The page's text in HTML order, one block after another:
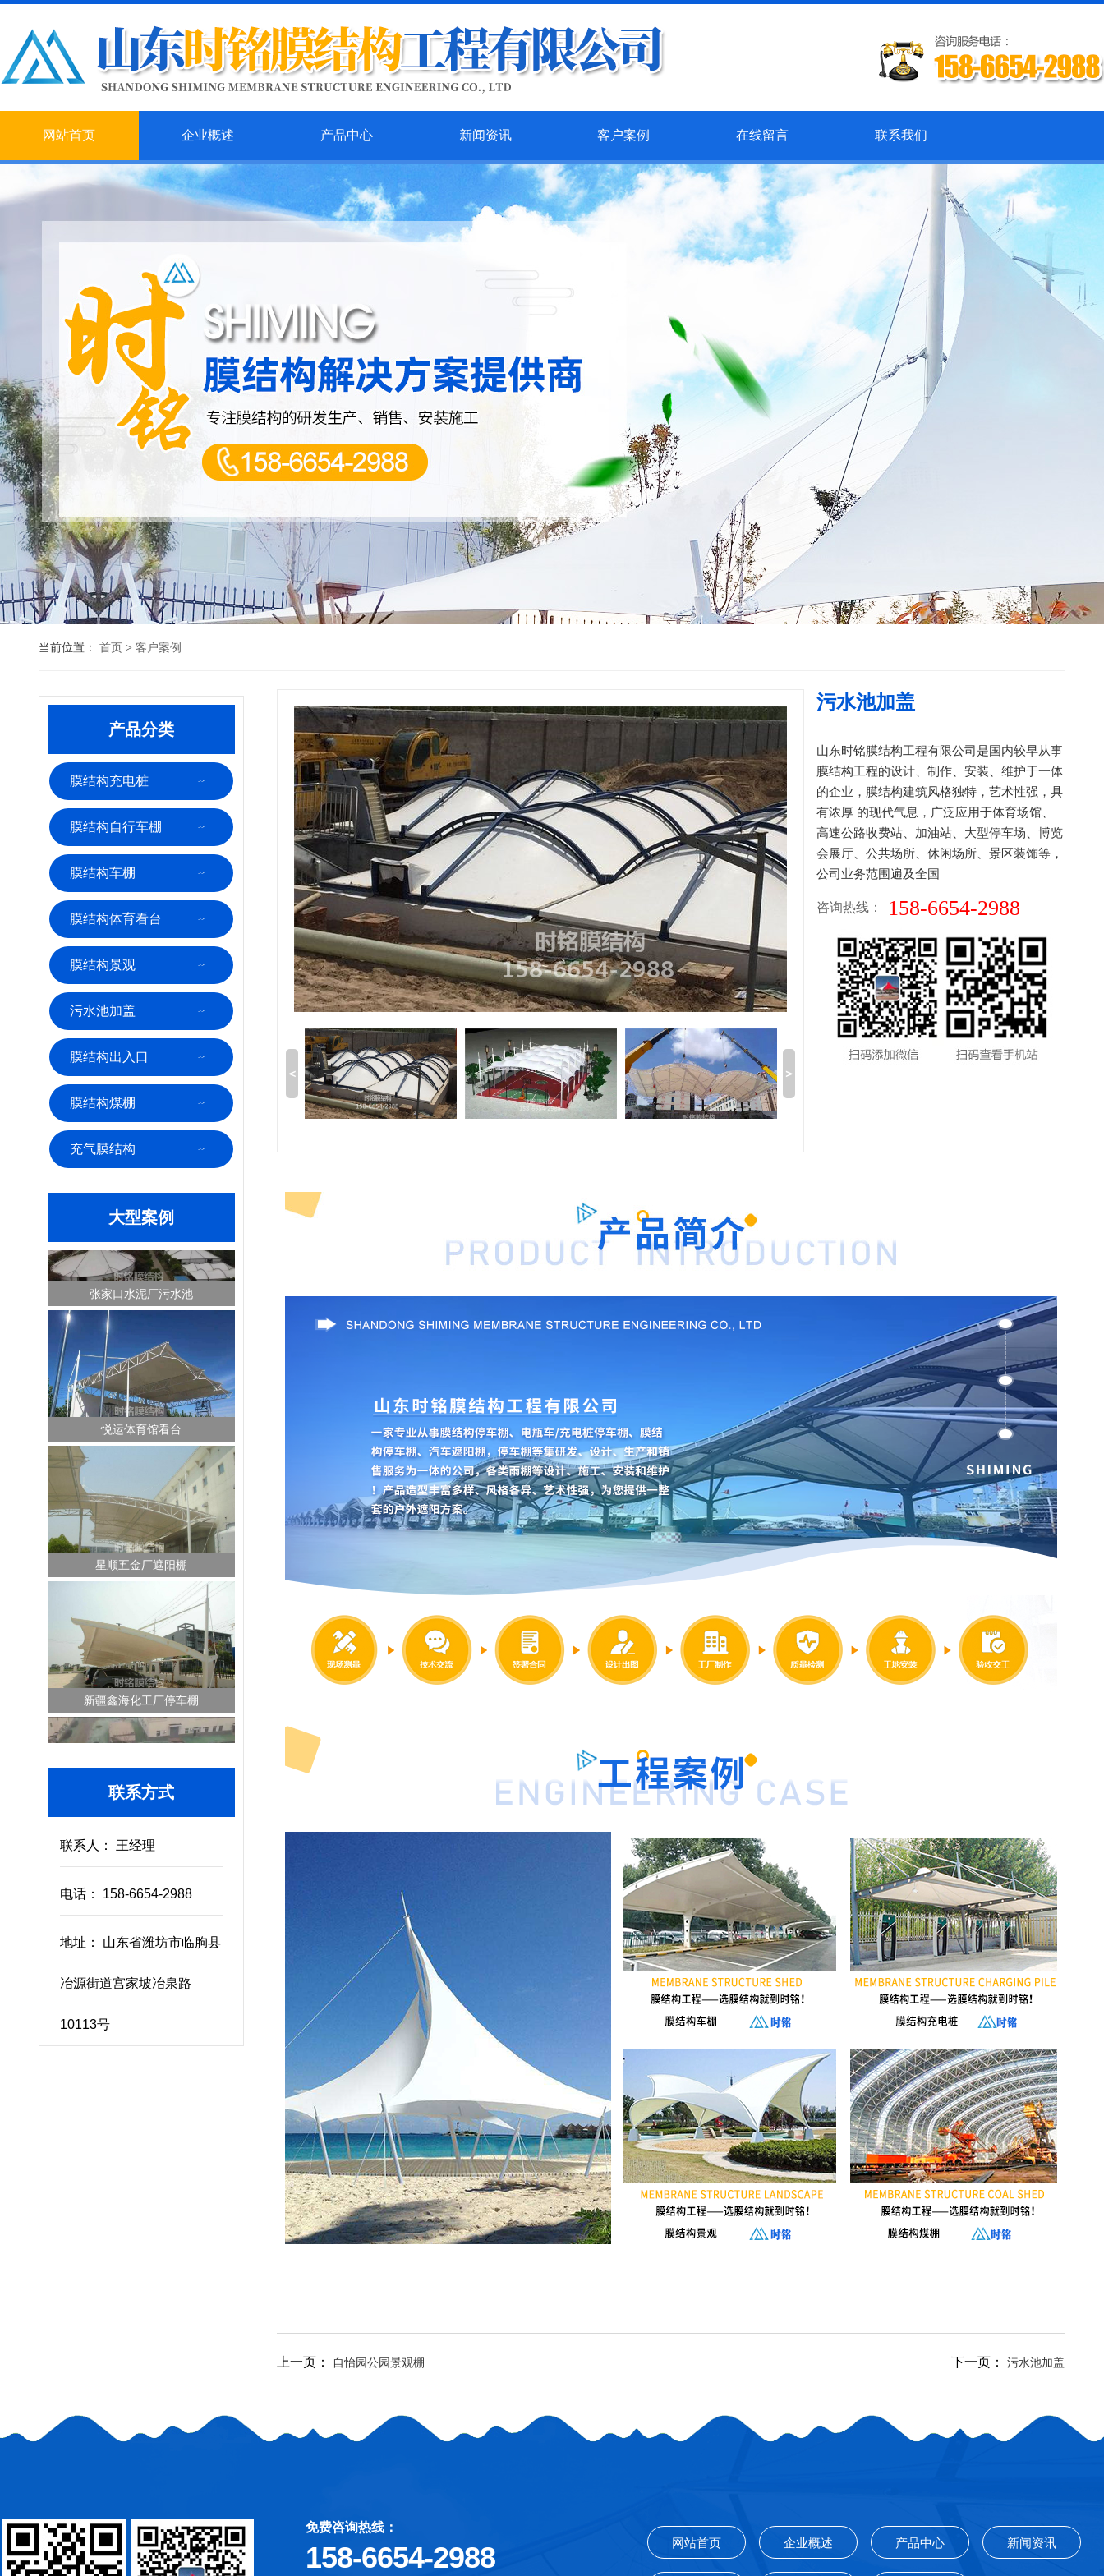
网站首页 企业概述 产品中心 新闻资讯 客户案例 在线留言 联系我们
当前位置： 首页 > 客户案例
产品分类
膜结构充电桩
膜结构自行车棚
膜结构车棚
膜结构体育看台
膜结构景观
污水池加盖
膜结构出入口
膜结构煤棚
充气膜结构
大型案例
污水池加盖
自怡园公园景观棚
张家口水泥厂污水池
悦运体育馆看台
星顺五金厂遮阳棚
新疆鑫海化工厂停车棚
唐山开平区污水池
上海花卉中心遮阳景观棚
兰州新城污水池
联系方式
联系人： 王经理
电话： 158-6654-2988
地址： 山东省潍坊市临朐县
冶源街道宫家坡冶泉路
10113号
＜ ＞
污水池加盖
山东时铭膜结构工程有限公司是国内较早从事
膜结构工程的设计、制作、安装、维护于一体
的企业，膜结构建筑风格独特，艺术性强，具
有浓厚 的现代气息，广泛应用于体育场馆、
高速公路收费站、加油站、大型停车场、博览
会展厅、公共场所、休闲场所、景区装饰等，
公司业务范围遍及全国
咨询热线： 158-6654-2988
上一页： 自怡园公园景观棚 下一页： 污水池加盖
免费咨询热线：
158-6654-2988 网站首页 企业概述 产品中心 新闻资讯